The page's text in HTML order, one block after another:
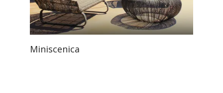
Miniscenica